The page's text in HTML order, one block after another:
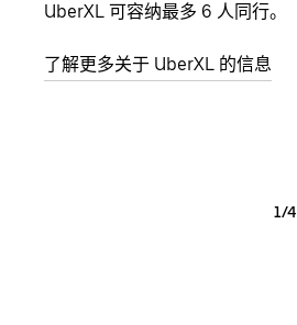
UberXL 可容纳最多 6 人同行。
了解更多关于 UberXL 的信息
1/4